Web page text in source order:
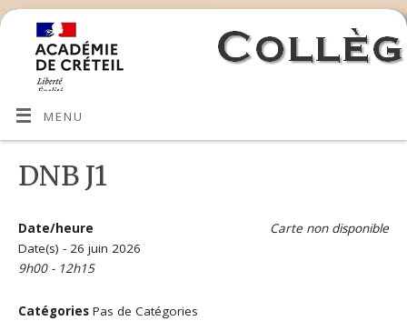
MENU
DNB J1
Carte non disponible
Date/heure
Date(s) - 26 juin 2026
9h00 - 12h15
Catégories Pas de Catégories